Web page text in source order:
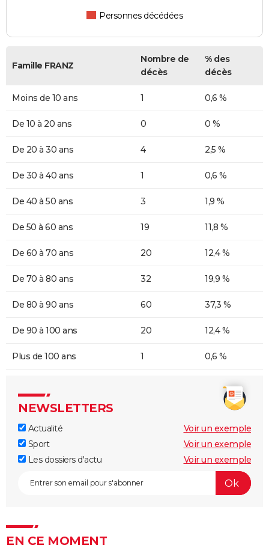
Personnes décédées
Famille FRANZ
Nombre de
décès
% des
décès
Moins de 10 ans 1 0,6 %
De 10 à 20 ans 0 0 %
De 20 à 30 ans 4 2,5 %
De 30 à 40 ans 1 0,6 %
De 40 à 50 ans 3 1,9 %
De 50 à 60 ans 19 11,8 %
De 60 à 70 ans 20 12,4 %
De 70 à 80 ans 32 19,9 %
De 80 à 90 ans 60 37,3 %
De 90 à 100 ans 20 12,4 %
Plus de 100 ans 1 0,6 %
NEWSLETTERS
Actualité
Voir un exemple
Sport
Voir un exemple
Les dossiers d'actu
Voir un exemple
EN CE MOMENT